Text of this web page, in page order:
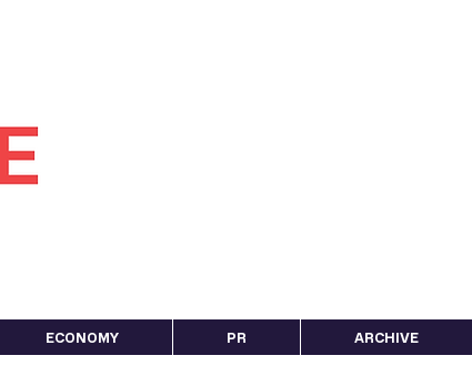
ECONOMY PR ARCHIVE